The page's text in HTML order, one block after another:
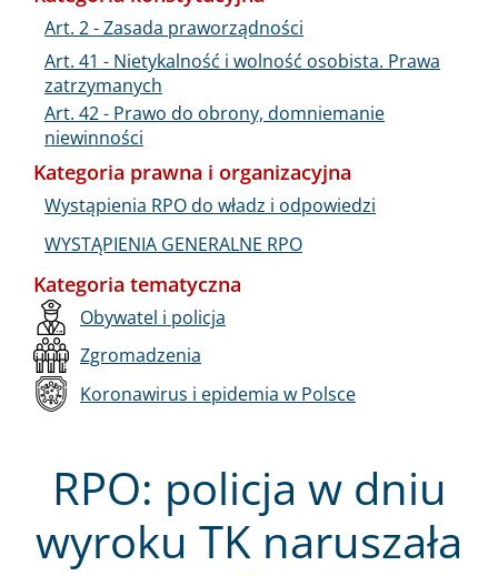
RPO: policja w dniu
wyroku TK naruszała
Art. 2 - Zasada praworządności
Art. 41 - Nietykalność i wolność osobista. Prawa
zatrzymanych
Art. 42 - Prawo do obrony, domniemanie
niewinności
Kategoria prawna i organizacyjna
Wystąpienia RPO do władz i odpowiedzi
WYSTĄPIENIA GENERALNE RPO
Kategoria tematyczna
Obywatel i policja
Zgromadzenia
Koronawirus i epidemia w Polsce